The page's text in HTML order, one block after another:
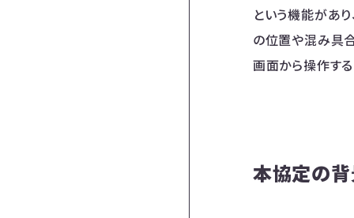
という機能があ
の位置や混み具
画面から操作する
本協定の